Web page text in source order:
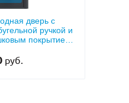
дверь с
ручкой и
покрытием
руб.